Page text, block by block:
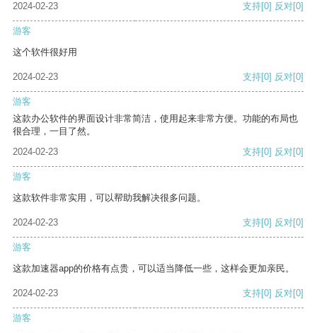
2024-02-23 支持[0] 反对[0]
游客
这个软件很好用
2024-02-23 支持[0] 反对[0]
游客
这款办公软件的界面设计非常简洁，使用起来非常方便。功能的布局也
很合理，一目了然。
2024-02-23
支持[0] 反对[0]
游客
这款软件非常实用，可以帮助我解决很多问题。
2024-02-23 支持[0] 反对[0]
游客
这款加速器app的价格有点贵，可以适当降低一些，这样会更加亲民。
2024-02-23 支持[0] 反对[0]
游客